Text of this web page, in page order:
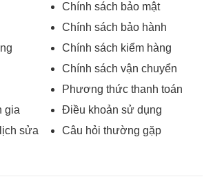
gia
sửa
Chính sách bảo mật
Chính sách bảo hành
Chính sách kiểm hàng
Chính sách vận chuyển
Phương thức thanh toán
Điều khoản sử dụng
Câu hỏi thường gặp